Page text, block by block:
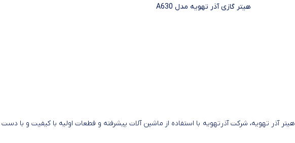
هیتر گازی آذر تهویه مدل A630
هیتر آذر تهویه، شرکت آذرتهویه با استفاده از ماشین آلات پیشرفته و قطعات اولیه با کیفیت و با دست